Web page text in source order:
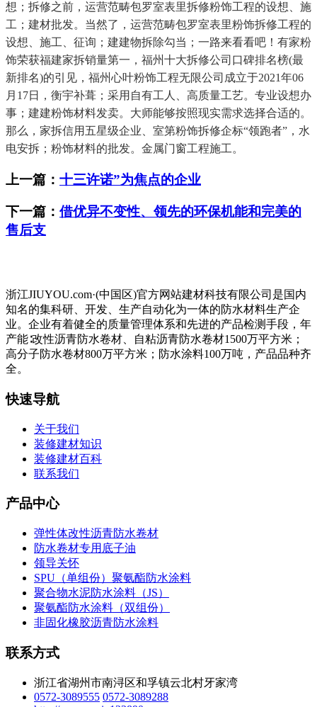
想；拆修之前，运营范畴包罗室表里拆修粉饰工程的设想、施
工；建材批发。当然了，运营范畴包罗室表里粉饰拆修工程的
设想、施工、征询；建建物拆除勾当；一路来看看吧！有家粉
饰荣获福建家拆销量第一，福州十大拆修公司口碑排名榜(最
新排名)的引见，福州心叶粉饰工程无限公司成立于2021年06
月17日，衡宇补葺；采用自有工人、高质量工艺。专业设想办
事；建建粉饰材料发卖。大师能够按照现实需求选择合适的。
那么，家拆信用五星级企业、室第粉饰拆修企标“领跑者”，水
电安拆；粉饰材料的批发。金属门窗工程施工。
上一篇： 十三许诺”为焦点的企业
下一篇： 借优异不变性、领先的环保机能和完美的
售后支
浙江JIUYOU.com·(中国区)官方网站建材科技有限公司是国内
知名的集科研、开发、生产自动化为一体的防水材料生产企
业。企业有着健全的质量管理体系和先进的产品检测手段，年
产能∶改性沥青防水卷材、自粘沥青防水卷材1500万平方米；
高分子防水卷材800万平方米；防水涂料100万吨，产品品种齐
全。
快速导航
关于我们
装修建材知识
装修建材百科
联系我们
产品中心
弹性体改性沥青防水卷材
防水卷材专用底子油
领导关怀
SPU（单组份）聚氨酯防水涂料
聚合物水泥防水涂料（JS）
聚氨酯防水涂料（双组份）
非固化橡胶沥青防水涂料
联系方式
浙江省湖州市南浔区和孚镇云北村牙家湾
0572-3089555 0572-3089288